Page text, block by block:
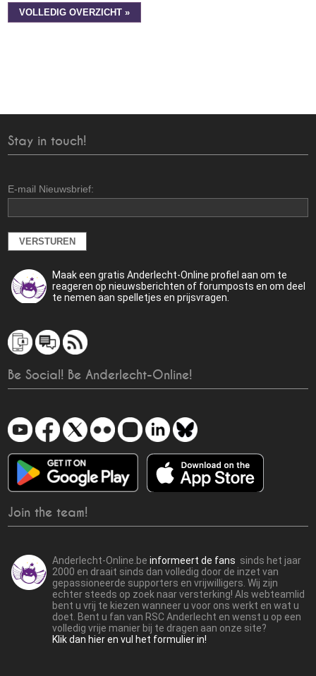
VOLLEDIG OVERZICHT »
Stay in touch!
E-mail Nieuwsbrief:
Maak een gratis Anderlecht-Online profiel aan om te
reageren op nieuwsberichten of forumposts en om deel
te nemen aan spelletjes en prijsvragen.
Be Social! Be Anderlecht-Online!
Join the team!
Anderlecht-Online.beinformeert de fans sinds het jaar
2000 en draait sinds dan volledig door de inzet van
gepassioneerde supporters en vrijwilligers. Wij zijn
echter steeds op zoek naar versterking! Als webteamlid
bent u vrij te kiezen wanneer u voor ons werkt en wat u
doet. Bent u fan van RSC Anderlecht en wenst u op een
volledig vrije manier bij te dragen aan onze site?
Klik dan hier en vul het formulier in!